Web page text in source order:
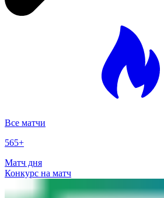
Все матчи
565+
Матч дня
Конкурс на матч